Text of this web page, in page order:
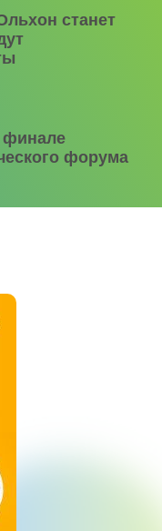
станет
финале
форума